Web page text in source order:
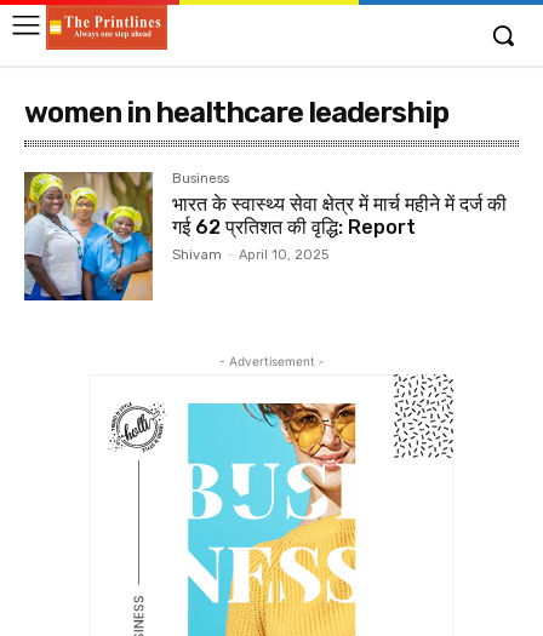
women in healthcare leadership
Business
भारत के स्वास्थ्य सेवा क्षेत्र में मार्च महीने में दर्ज की
गई 62 प्रतिशत की वृद्धि: Report
Shivam - April 10, 2025
- Advertisement -